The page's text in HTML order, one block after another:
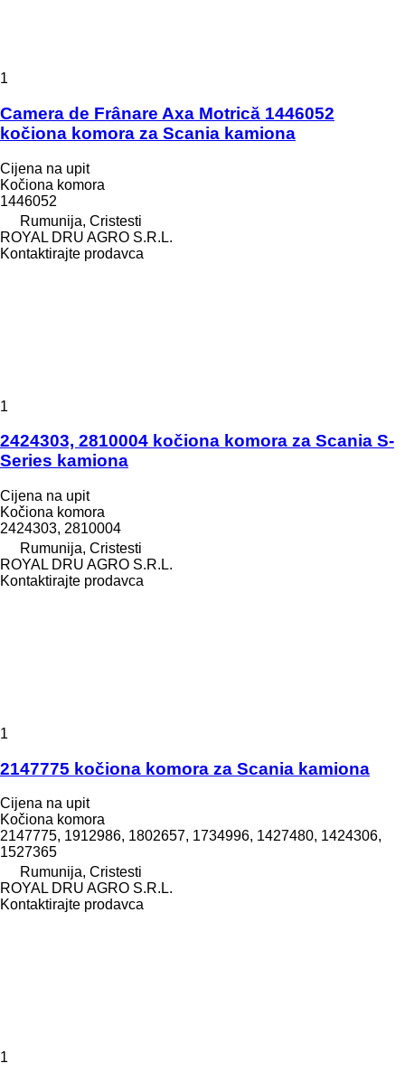
1
Camera de Frânare Axa Motrică 1446052
kočiona komora za Scania kamiona
Cijena na upit
Kočiona komora
1446052
Rumunija, Cristesti
ROYAL DRU AGRO S.R.L.
Kontaktirajte prodavca
1
2424303, 2810004 kočiona komora za Scania S-
Series kamiona
Cijena na upit
Kočiona komora
2424303, 2810004
Rumunija, Cristesti
ROYAL DRU AGRO S.R.L.
Kontaktirajte prodavca
1
2147775 kočiona komora za Scania kamiona
Cijena na upit
Kočiona komora
2147775, 1912986, 1802657, 1734996, 1427480, 1424306,
1527365
Rumunija, Cristesti
ROYAL DRU AGRO S.R.L.
Kontaktirajte prodavca
1